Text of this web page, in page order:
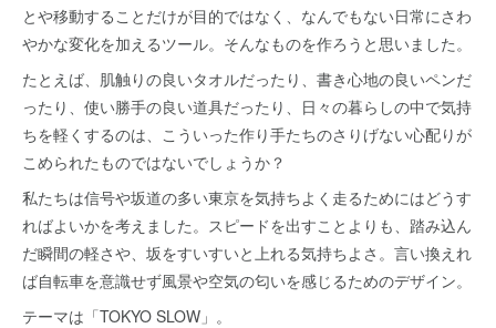
とや移動することだけが目的ではなく、なんでもない日常にさわ
やかな変化を加えるツール。そんなものを作ろうと思いました。
たとえば、肌触りの良いタオルだったり、書き心地の良いペンだ
ったり、使い勝手の良い道具だったり、日々の暮らしの中で気持
ちを軽くするのは、こういった作り手たちのさりげない心配りが
こめられたものではないでしょうか？
私たちは信号や坂道の多い東京を気持ちよく走るためにはどうす
ればよいかを考えました。スピードを出すことよりも、踏み込ん
だ瞬間の軽さや、坂をすいすいと上れる気持ちよさ。言い換えれ
ば自転車を意識せず風景や空気の匂いを感じるためのデザイン。
テーマは「TOKYO SLOW」。